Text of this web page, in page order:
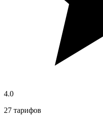
4.0
27 тарифов